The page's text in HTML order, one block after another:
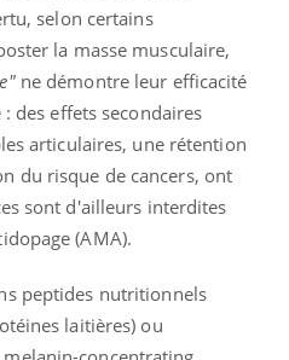
selon certains
la masse musculaire,
ne démontre leur efficacité
des effets secondaires
articulaires, une rétention
du risque de cancers, ont
sont d'ailleurs interdites
(AMA).
peptides nutritionnels
laitières) ou